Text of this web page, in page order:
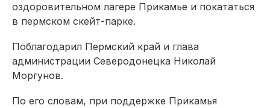
оздоровительном лагере Прикамье и покататься
в пермском скейт-парке.
Поблагодарил Пермский край и глава
администрации Северодонецка Николай
Моргунов.
По его словам, при поддержке Прикамья